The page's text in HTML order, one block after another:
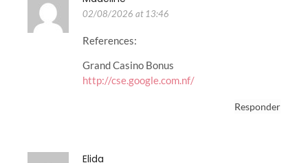
02/08/2026 at 13:46
References:
Grand Casino Bonus
http://cse.google.com.nf/
Responder
Elida